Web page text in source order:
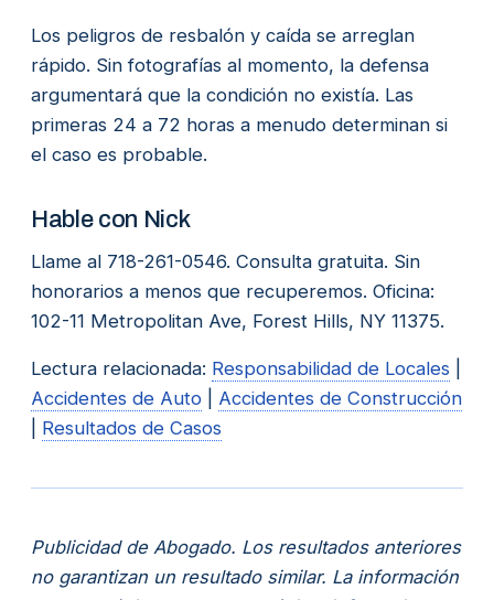
Los peligros de resbalón y caída se arreglan
rápido. Sin fotografías al momento, la defensa
argumentará que la condición no existía. Las
primeras 24 a 72 horas a menudo determinan si
el caso es probable.
Hable con Nick
Llame al 718-261-0546. Consulta gratuita. Sin
honorarios a menos que recuperemos. Oficina:
102-11 Metropolitan Ave, Forest Hills, NY 11375.
Lectura relacionada: Responsabilidad de Locales
Accidentes de Auto
Accidentes de Construcción
Resultados de Casos
Publicidad de Abogado. Los resultados anteriores
no garantizan un resultado similar. La información